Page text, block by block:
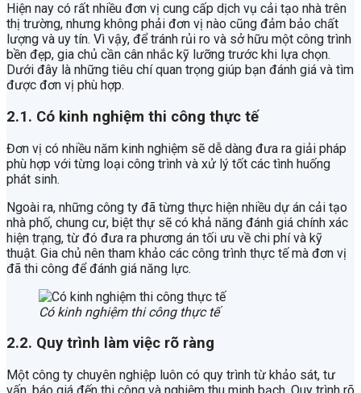
Hiện nay có rất nhiều đơn vị cung cấp dịch vụ cải tạo nhà trên
thị trường, nhưng không phải đơn vị nào cũng đảm bảo chất
lượng và uy tín. Vì vậy, để tránh rủi ro và sở hữu một công trình
bền đẹp, gia chủ cần cân nhắc kỹ lưỡng trước khi lựa chọn.
Dưới đây là những tiêu chí quan trọng giúp bạn đánh giá và tìm
được đơn vị phù hợp.
2.1. Có kinh nghiệm thi công thực tế
Đơn vị có nhiều năm kinh nghiệm sẽ dễ dàng đưa ra giải pháp
phù hợp với từng loại công trình và xử lý tốt các tình huống
phát sinh.
Ngoài ra, những công ty đã từng thực hiện nhiều dự án cải tạo
nhà phố, chung cư, biệt thự sẽ có khả năng đánh giá chính xác
hiện trạng, từ đó đưa ra phương án tối ưu về chi phí và kỹ
thuật. Gia chủ nên tham khảo các công trình thực tế mà đơn vị
đã thi công để đánh giá năng lực.
Có kinh nghiệm thi công thực tế
2.2. Quy trình làm việc rõ ràng
Một công ty chuyên nghiệp luôn có quy trình từ khảo sát, tư